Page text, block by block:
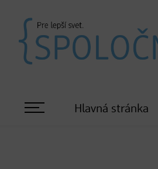
Hlavná stránka